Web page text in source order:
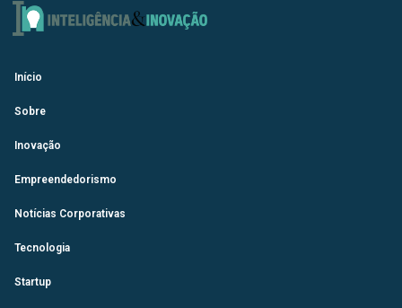
Início
Sobre
Inovação
Empreendedorismo
Notícias Corporativas
Tecnologia
Startup